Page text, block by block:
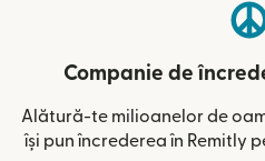
Companie de
Alătură-te milioanelor de
își pun încrederea în Remitly